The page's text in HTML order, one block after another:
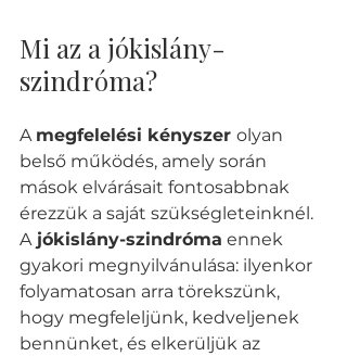
Mi az a jókislány-
szindróma?
A megfelelési kényszer olyan
belső működés, amely során
mások elvárásait fontosabbnak
érezzük a saját szükségleteinknél.
A jókislány-szindróma ennek
gyakori megnyilvánulása: ilyenkor
folyamatosan arra törekszünk,
hogy megfeleljünk, kedveljenek
bennünket, és elkerüljük az